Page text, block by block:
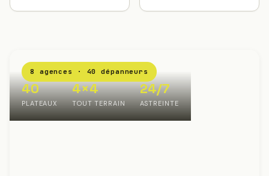
8 agences · 40 dépanneurs
40
PLATEAUX
4×4
TOUT TERRAIN
24/7
ASTREINTE